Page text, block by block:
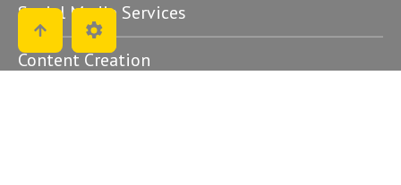
Social Media Services
Content Creation